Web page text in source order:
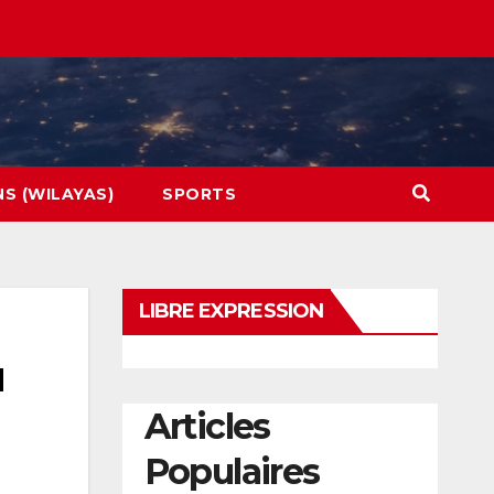
(WILAYAS) SPORTS
LIBRE EXPRESSION
Articles
Populaires